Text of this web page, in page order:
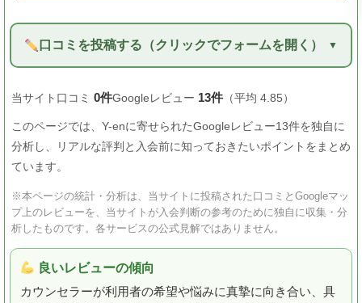
口コミを投稿する（クリックでフォームを開く）
当サイト口コミ 0件Googleレビュー 13件 （平均 4.85）
このページでは、Y-enに寄せられたGoogleレビュー13件を独自に
分析し、リアルな評判と入会前に知っておきたいポイントをまとめ
ています。
※本ページの統計・分析は、当サイトに投稿された口コミとGoogleマッ
プ上のレビューを、当サイトが入会判断の参考のために独自に収集・分
析したものです。各サービスの公式見解ではありません。
良いレビューの傾向
カウンセラーが利用者の希望や悩みに真摯に向き合い、具